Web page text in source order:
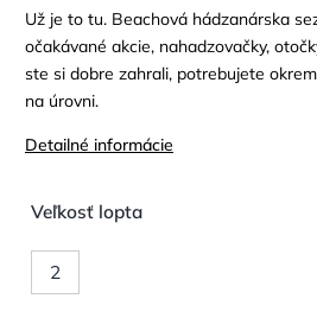
Už je to tu. Beachová hádzanárska
očakávané akcie, nahadzovačky,
ste si dobre zahrali, potrebujete
na úrovni.
Detailné informácie
Veľkosť lopta
2